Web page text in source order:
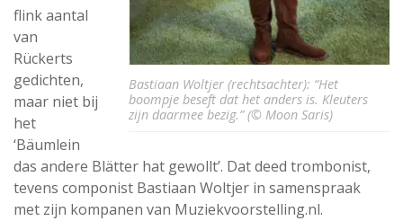
Bastiaan Woltjer (rechtsachter): “Het
boompje beseft dat het anders is. Kleuters
zijn daarmee bezig.” (© Moon Saris)
flink aantal
van
Rückerts
gedichten,
maar niet bij
het
‘Bäumlein
das andere Blätter hat gewollt’. Dat deed trombonist,
tevens componist Bastiaan Woltjer in samenspraak
met zijn kompanen van Muziekvoorstelling.nl.